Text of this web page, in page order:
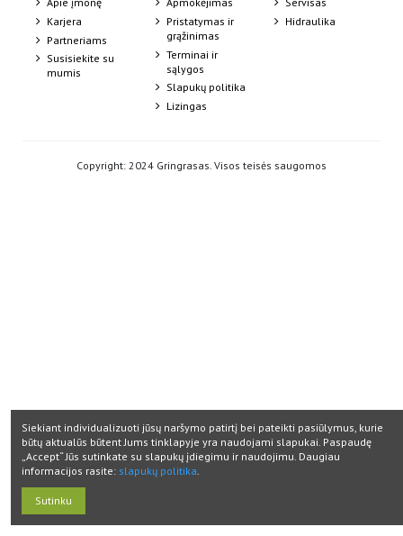
Karjera
Partneriams
Susisiekite su
mumis
Pristatymas ir
grąžinimas
Terminai ir
sąlygos
Slapukų politika
Lizingas
Hidraulika
Copyright: 2024 Gringrasas. Visos teisės saugomos
Siekiant individualizuoti jūsų naršymo patirtį bei pateikti pasiūlymus, kurie
būtų aktualūs būtent Jums tinklapyje yra naudojami slapukai. Paspaudę
„Accept“ Jūs sutinkate su slapukų įdiegimu ir naudojimu. Daugiau
informacijos rasite: slapukų politika.
Sutinku